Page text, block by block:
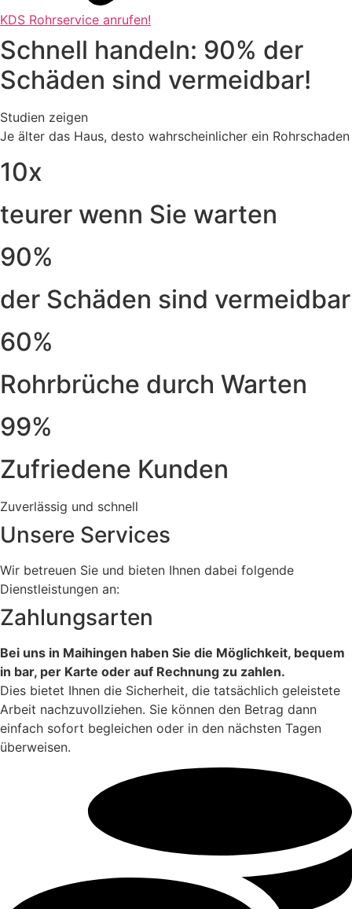
KDS Rohrservice anrufen!
Schnell handeln: 90% der
Schäden sind vermeidbar!
Studien zeigen
Je älter das Haus, desto wahrscheinlicher ein Rohrschaden
10x
teurer wenn Sie warten
90%
der Schäden sind vermeidbar
60%
Rohrbrüche durch Warten
99%
Zufriedene Kunden
Zuverlässig und schnell
Unsere Services
Wir betreuen Sie und bieten Ihnen dabei folgende
Dienstleistungen an:
Zahlungsarten
Bei uns in Maihingen haben Sie die Möglichkeit, bequem
in bar, per Karte oder auf Rechnung zu zahlen.
Dies bietet Ihnen die Sicherheit, die tatsächlich geleistete
Arbeit nachzuvollziehen. Sie können den Betrag dann
einfach sofort begleichen oder in den nächsten Tagen
überweisen.